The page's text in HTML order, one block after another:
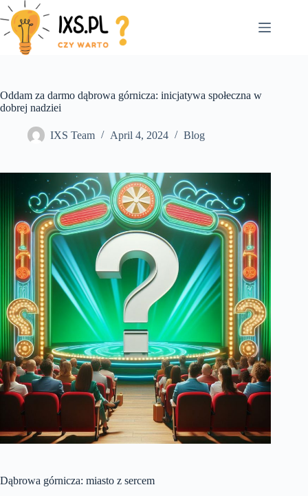
Skip
to
content
Oddam za darmo dąbrowa górnicza: inicjatywa społeczna w
dobrej nadziei
IXS Team April 4, 2024 Blog
Dąbrowa górnicza: miasto z sercem